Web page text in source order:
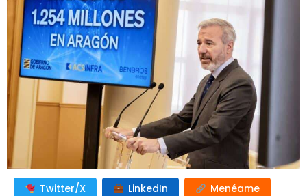
Twitter/X LinkedIn
Menéame